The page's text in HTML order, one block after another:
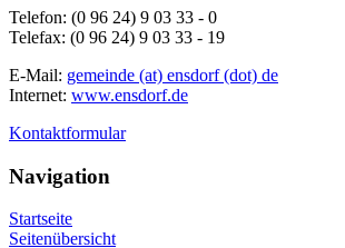
Telefon: (0 96 24) 9 03 33 - 0
Telefax: (0 96 24) 9 03 33 - 19
E-Mail: gemeinde (at) ensdorf (dot) de
Internet: www.ensdorf.de
Kontaktformular
Navigation
Startseite
Seitenübersicht